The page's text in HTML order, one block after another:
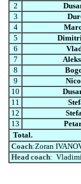
2
3
4
5
6
7
8
9
10
11
12
13
Total.
Coach:Zoran
Head coach: